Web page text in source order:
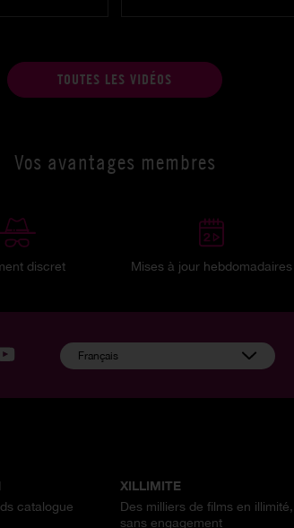
TOUTES LES VIDÉOS
Vos avantages membres
discret Mises à jour hebdomadaires
Français
catalogue
XILLIMITE
Des milliers de films en illimité,
sans engagement